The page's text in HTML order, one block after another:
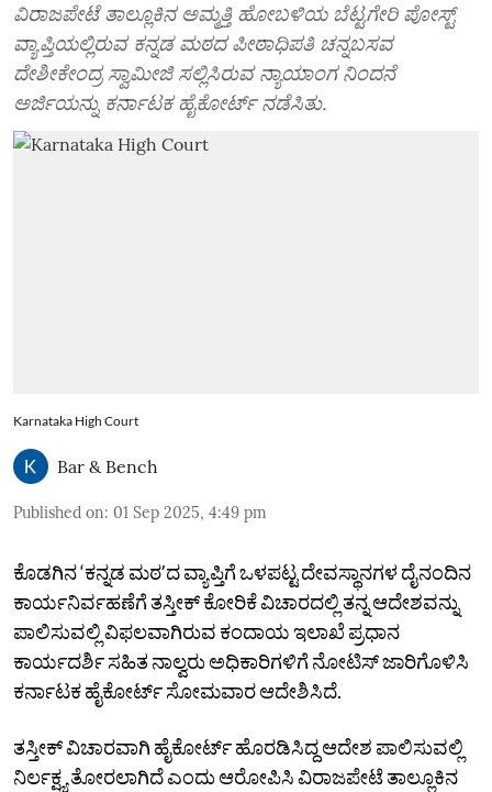
ವಿರಾಜಪೇಟೆ ತಾಲ್ಲೂಕಿನ ಅಮ್ಮತ್ತಿ ಹೋಬಳಿಯ ಬೆಟ್ಟಗೇರಿ ಪೋಸ್ಟ್‌
ವ್ಯಾಪ್ತಿಯಲ್ಲಿರುವ ಕನ್ನಡ ಮಠದ ಪೀಠಾಧಿಪತಿ ಚನ್ನಬಸವ
ದೇಶೀಕೇಂದ್ರ ಸ್ವಾಮೀಜಿ ಸಲ್ಲಿಸಿರುವ ನ್ಯಾಯಾಂಗ ನಿಂದನೆ
ಅರ್ಜಿಯನ್ನು ಕರ್ನಾಟಕ ಹೈಕೋರ್ಟ್‌ ನಡೆಸಿತು.
Karnataka High Court
Bar & Bench
Published on: 01 Sep 2025, 4:49 pm
ಕೊಡಗಿನ ‘ಕನ್ನಡ ಮಠʼದ ವ್ಯಾಪ್ತಿಗೆ ಒಳಪಟ್ಟ ದೇವಸ್ಥಾನಗಳ ದೈನಂದಿನ
ಕಾರ್ಯನಿರ್ವಹಣೆಗೆ ತಸ್ತೀಕ್‌ ಕೋರಿಕೆ ವಿಚಾರದಲ್ಲಿ ತನ್ನ ಆದೇಶವನ್ನು
ಪಾಲಿಸುವಲ್ಲಿ ವಿಫಲವಾಗಿರುವ ಕಂದಾಯ ಇಲಾಖೆ ಪ್ರಧಾನ
ಕಾರ್ಯದರ್ಶಿ ಸಹಿತ ನಾಲ್ವರು ಅಧಿಕಾರಿಗಳಿಗೆ ನೋಟಿಸ್‌ ಜಾರಿಗೊಳಿಸಿ
ಕರ್ನಾಟಕ ಹೈಕೋರ್ಟ್‌ ಸೋಮವಾರ ಆದೇಶಿಸಿದೆ.
ತಸ್ತೀಕ್‌ ವಿಚಾರವಾಗಿ ಹೈಕೋರ್ಟ್‌ ಹೊರಡಿಸಿದ್ದ ಆದೇಶ ಪಾಲಿಸುವಲ್ಲಿ
ನಿರ್ಲಕ್ಷ್ಯ ತೋರಲಾಗಿದೆ ಎಂದು ಆರೋಪಿಸಿ ವಿರಾಜಪೇಟೆ ತಾಲ್ಲೂಕಿನ